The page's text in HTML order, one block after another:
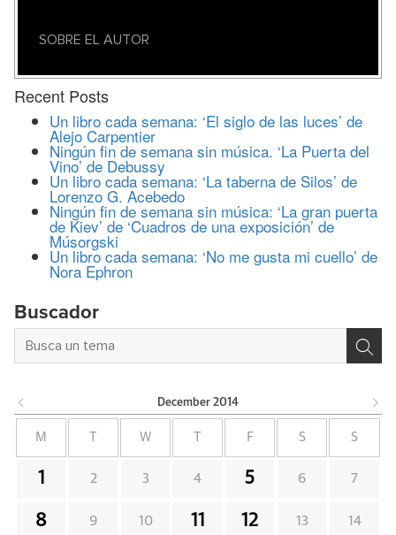
SOBRE EL AUTOR
Recent Posts
Un libro cada semana: ‘El siglo de las luces’ de
Alejo Carpentier
Ningún fin de semana sin música. ‘La Puerta del
Vino’ de Debussy
Un libro cada semana: ‘La taberna de Silos’ de
Lorenzo G. Acebedo
Ningún fin de semana sin música: ‘La gran puerta
de Kiev’ de ‘Cuadros de una exposición’ de
Músorgski
Un libro cada semana: ‘No me gusta mi cuello’ de
Nora Ephron
Buscador
December 2014
M W F S S
1 2 3 4 5 6 7
8 9 10 11 12 13 14